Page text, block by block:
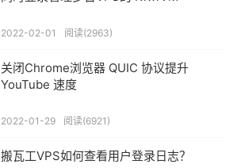
2022-02-01 阅读(2963)
关闭Chrome浏览器 QUIC 协议提升
YouTube 速度
2022-01-29 阅读(6921)
搬瓦工VPS如何查看用户登录日志？